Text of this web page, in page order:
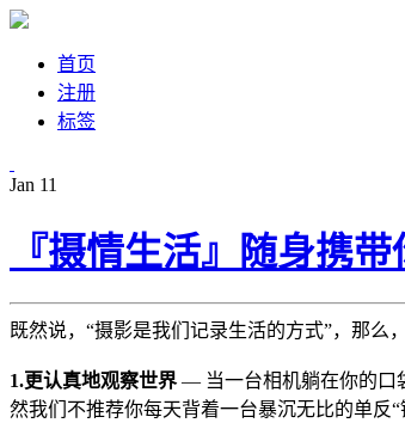
首页
注册
标签
Jan 11
『摄情生活』随身携
既然说，“摄影是我们记录生活的方式”，那么
1.更认真地观察世界 — 当一台相机躺在你的口
然我们不推荐你每天背着一台暴沉无比的单反